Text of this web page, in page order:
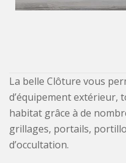
La belle Clôture vous
d’équipement extérieur,
habitat grâce à de
grillages, portails,
d’occultation.